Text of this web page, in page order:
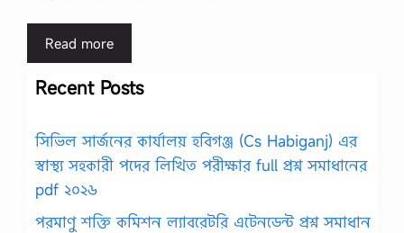
Read more
Recent Posts
সিভিল সার্জনের কার্যালয় হবিগঞ্জ (Cs Habiganj) এর
স্বাস্থ্য সহকারী পদের লিখিত পরীক্ষার full প্রশ্ন সমাধানের
pdf ২০২৬
পরমাণু শক্তি কমিশন ল্যাবরেটরি এটেনডেন্ট প্রশ্ন সমাধান